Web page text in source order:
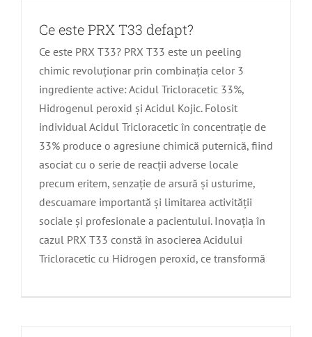
Ce este PRX T33 defapt?
Ce este PRX T33? PRX T33 este un peeling
chimic revoluționar prin combinația celor 3
ingrediente active: Acidul Tricloracetic 33%,
Hidrogenul peroxid și Acidul Kojic. Folosit
individual Acidul Tricloracetic în concentrație de
33% produce o agresiune chimică puternică, fiind
asociat cu o serie de reacții adverse locale
precum eritem, senzație de arsură și usturime,
descuamare importantă și limitarea activității
sociale și profesionale a pacientului. Inovația în
cazul PRX T33 constă în asocierea Acidului
Tricloracetic cu Hidrogen peroxid, ce transformă